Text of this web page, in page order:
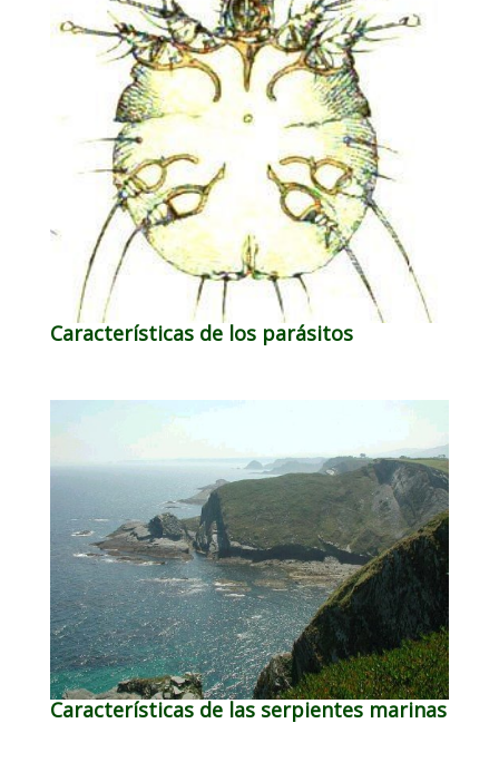
Características de los parásitos
Características de las serpientes marinas